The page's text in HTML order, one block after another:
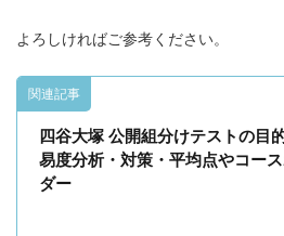
よろしければご参考ください。
関連記事
四谷大塚 公開組分けテストの目
易度分析・対策・平均点やコー
ダー